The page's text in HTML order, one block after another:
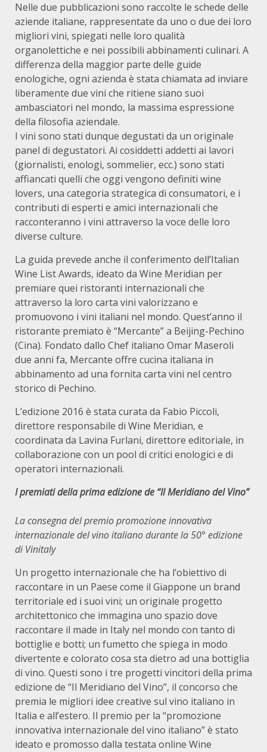
Nelle due pubblicazioni sono raccolte le schede delle
aziende italiane, rappresentate da uno o due dei loro
migliori vini, spiegati nelle loro qualità
organolettiche e nei possibili abbinamenti culinari. A
differenza della maggior parte delle guide
enologiche, ogni azienda è stata chiamata ad inviare
liberamente due vini che ritiene siano suoi
ambasciatori nel mondo, la massima espressione
della filosofia aziendale.
I vini sono stati dunque degustati da un originale
panel di degustatori. Ai cosiddetti addetti ai lavori
(giornalisti, enologi, sommelier, ecc.) sono stati
affiancati quelli che oggi vengono definiti wine
lovers, una categoria strategica di consumatori, e i
contributi di esperti e amici internazionali che
racconteranno i vini attraverso la voce delle loro
diverse culture.
La guida prevede anche il conferimento dell’Italian
Wine List Awards, ideato da Wine Meridian per
premiare quei ristoranti internazionali che
attraverso la loro carta vini valorizzano e
promuovono i vini italiani nel mondo. Quest’anno il
ristorante premiato è “Mercante” a Beijing-Pechino
(Cina). Fondato dallo Chef italiano Omar Maseroli
due anni fa, Mercante offre cucina italiana in
abbinamento ad una fornita carta vini nel centro
storico di Pechino.
L’edizione 2016 è stata curata da Fabio Piccoli,
direttore responsabile di Wine Meridian, e
coordinata da Lavina Furlani, direttore editoriale, in
collaborazione con un pool di critici enologici e di
operatori internazionali.
I premiati della prima edizione de “Il Meridiano del Vino”
La consegna del premio promozione innovativa
internazionale del vino italiano durante la 50° edizione
di Vinitaly
Un progetto internazionale che ha l’obiettivo di
raccontare in un Paese come il Giappone un brand
territoriale ed i suoi vini; un originale progetto
architettonico che immagina uno spazio dove
raccontare il made in Italy nel mondo con tanto di
bottiglie e botti; un fumetto che spiega in modo
divertente e colorato cosa sta dietro ad una bottiglia
di vino. Questi sono i tre progetti vincitori della prima
edizione de “Il Meridiano del Vino”, il concorso che
premia le migliori idee creative sul vino italiano in
Italia e all’estero. Il premio per la “promozione
innovativa internazionale del vino italiano” è stato
ideato e promosso dalla testata online Wine